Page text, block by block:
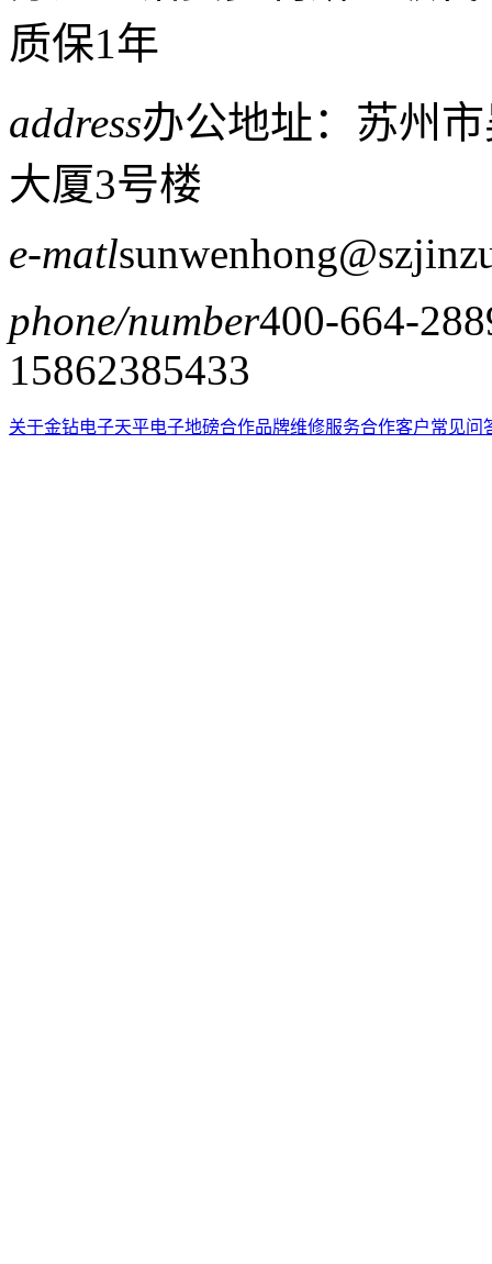
质保1年
address办公地址：苏州
大厦3号楼
e-matl
phone/number400-664-
15862385433
关于金钻电子天平电子地磅合作品牌维修服务合作客户常见问